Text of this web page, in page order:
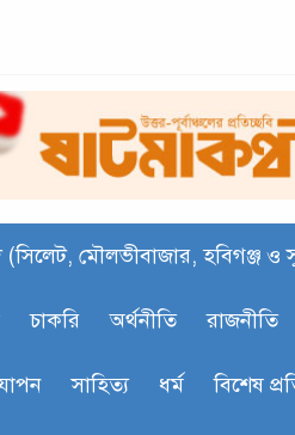
(সিলেট, মৌলভীবাজার, হবিগঞ্জ ও
চাকরি অর্থনীতি রাজনীতি
সাহিত‍্য ধর্ম বিশেষ